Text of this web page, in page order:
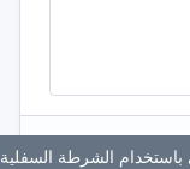
الشرطة